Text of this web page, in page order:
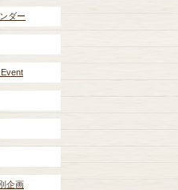
ダー
企画